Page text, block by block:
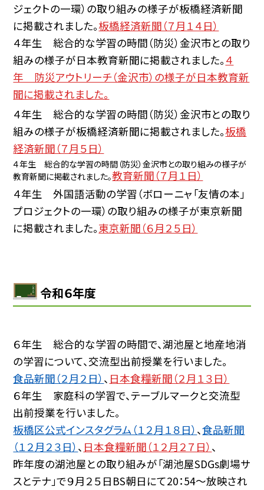
ジェクトの一環）の取り組みの様子が板橋経済新聞
に掲載されました。板橋経済新聞（７月１４日）
４年生 総合的な学習の時間（防災）金沢市との取り
組みの様子が日本教育新聞に掲載されました。 ４
年 防災アウトリーチ（金沢市）の様子が日本教育新
聞に掲載されました。
４年生 総合的な学習の時間（防災）金沢市との取り
組みの様子が板橋経済新聞に掲載されました。板橋
経済新聞（７月５日）
４年生 総合的な学習の時間（防災）金沢市との取り組みの様子が
教育新聞に掲載されました。教育新聞（７月１日）
４年生 外国語活動の学習（ボローニャ「友情の本」
プロジェクトの一環）の取り組みの様子が東京新聞
に掲載されました。東京新聞（６月２５日）
令和６年度
６年生 総合的な学習の時間で、湖池屋と地産地消
の学習について、交流型出前授業を行いました。
食品新聞（２月２日） 、 日本食糧新聞（２月１３日）
６年生 家庭科の学習で、テーブルマークと交流型
出前授業を行いました。
板橋区公式インスタグラム（１２月１８日） 、食品新聞
（１２月２３日） 、 日本食糧新聞（１２月２７日） 、
昨年度の湖池屋との取り組みが「湖池屋SDGs劇場サ
スとテナ」で９月２５日BS朝日にて20：54〜放映され